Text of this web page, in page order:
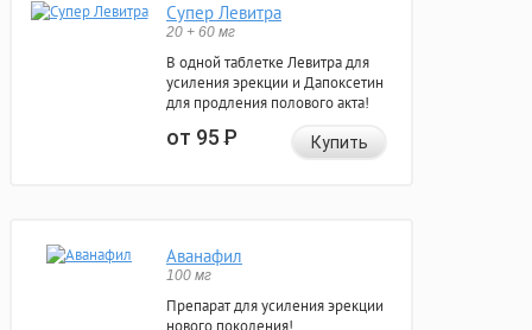
Супер Левитра
20 + 60 мг
В одной таблетке Левитра для
усиления эрекции и Дапоксетин
для продления полового акта!
от 95Р Купить
Аванафил
100 мг
Препарат для усиления эрекции